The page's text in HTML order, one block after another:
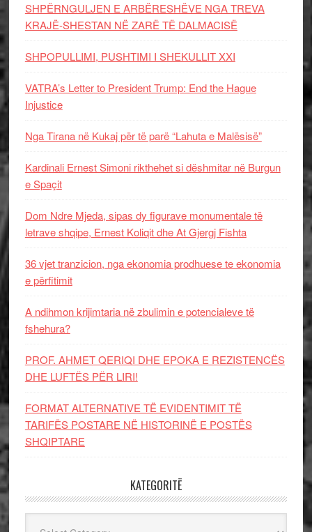
SHPËRNGULJEN E ARBËRESHËVE NGA TREVA
KRAJË-SHESTAN NË ZARË TË DALMACISË
SHPOPULLIMI, PUSHTIMI I SHEKULLIT XXI
VATRA’s Letter to President Trump: End the Hague
Injustice
Nga Tirana në Kukaj për të parë “Lahuta e Malësisë”
Kardinali Ernest Simoni rikthehet si dëshmitar në Burgun
e Spaçit
Dom Ndre Mjeda, sipas dy figurave monumentale të
letrave shqipe, Ernest Koliqit dhe At Gjergj Fishta
36 vjet tranzicion, nga ekonomia prodhuese te ekonomia
e përfitimit
A ndihmon krijimtaria në zbulimin e potencialeve të
fshehura?
PROF. AHMET QERIQI DHE EPOKA E REZISTENCЁS
DHE LUFTЁS PЁR LIRI!
FORMAT ALTERNATIVE TË EVIDENTIMIT TË
TARIFËS POSTARE NË HISTORINË E POSTËS
SHQIPTARE
KATEGORITË